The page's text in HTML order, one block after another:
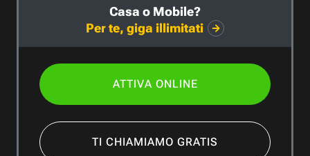
Casa o Mobile?
Per te, giga illimitati
ATTIVA ONLINE
TI CHIAMIAMO GRATIS